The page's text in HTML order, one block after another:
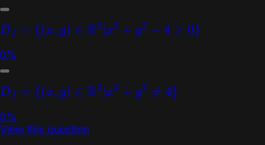
D f={ (x,y )∈R2 x2+y2−4 ≥0 }
0%
Df ={(x,y ∈ R2|x2+ y2 ≠4}
0%
View this question